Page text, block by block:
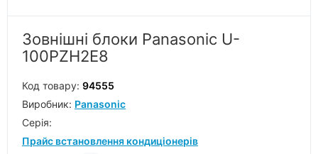
Зовнішні блоки Panasonic U-
100PZH2E8
Код товару: 94555
Виробник: Panasonic
Серiя:
Прайс встановлення кондиціонерів